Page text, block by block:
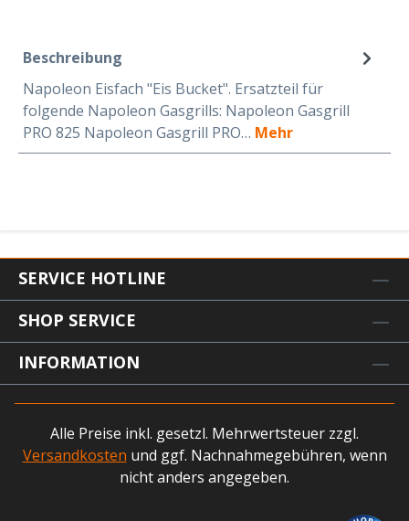
Beschreibung
Napoleon Eisfach "Eis Bucket". Ersatzteil für
folgende Napoleon Gasgrills: Napoleon Gasgrill
PRO 825 Napoleon Gasgrill PRO… Mehr
SERVICE HOTLINE
SHOP SERVICE
INFORMATION
Alle Preise inkl. gesetzl. Mehrwertsteuer zzgl.
Versandkosten und ggf. Nachnahmegebühren, wenn
nicht anders angegeben.